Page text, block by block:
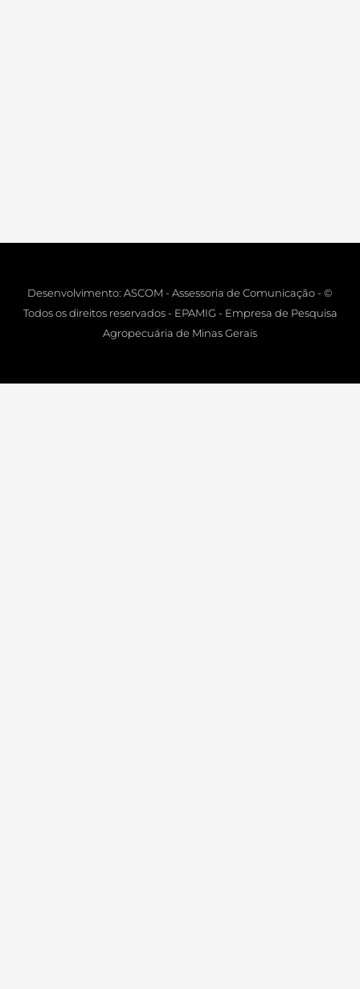
Desenvolvimento: ASCOM - Assessoria de Comunicação - ©
Todos os direitos reservados - EPAMIG - Empresa de Pesquisa
Agropecuária de Minas Gerais